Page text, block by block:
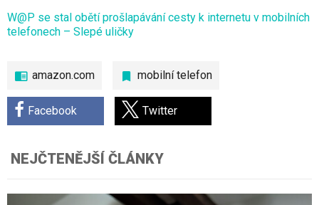
amazon.com mobilní telefon
Facebook Twitter
W@P se stal obětí prošlapávání cesty k internetu v mobilních
telefonech – Slepé uličky
NEJČTENĚJŠÍ ČLÁNKY